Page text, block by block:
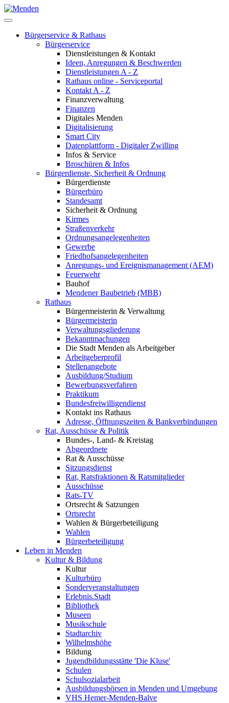
Bürgerservice & Rathaus
Bürgerservice
Dienstleistungen & Kontakt
Ideen, Anregungen & Beschwerden
Dienstleistungen A - Z
Rathaus online - Serviceportal
Kontakt A - Z
Finanzverwaltung
Finanzen
Digitales Menden
Digitalisierung
Smart City
Datenplattform - Digitaler Zwilling
Infos & Service
Broschüren & Infos
Bürgerdienste, Sicherheit & Ordnung
Bürgerdienste
Bürgerbüro
Standesamt
Sicherheit & Ordnung
Kirmes
Straßenverkehr
Ordnungsangelegenheiten
Gewerbe
Friedhofsangelegenheiten
Anregungs- und Ereignismanagement (AEM)
Feuerwehr
Bauhof
Mendener Baubetrieb (MBB)
Rathaus
Bürgermeisterin & Verwaltung
Bürgermeisterin
Verwaltungsgliederung
Bekanntmachungen
Die Stadt Menden als Arbeitgeber
Arbeitgeberprofil
Stellenangebote
Ausbildung/Studium
Bewerbungsverfahren
Praktikum
Bundesfreiwilligendienst
Kontakt ins Rathaus
Adresse, Öffnungszeiten & Bankverbindungen
Rat, Ausschüsse & Politik
Bundes-, Land- & Kreistag
Abgeordnete
Rat & Ausschüsse
Sitzungsdienst
Rat, Ratsfraktionen & Ratsmitglieder
Ausschüsse
Rats-TV
Ortsrecht & Satzungen
Ortsrecht
Wahlen & Bürgerbeteiligung
Wahlen
Bürgerbeteiligung
Leben in Menden
Kultur & Bildung
Kultur
Kulturbüro
Sonderveranstaltungen
Erlebnis.Stadt
Bibliothek
Museen
Musikschule
Stadtarchiv
Wilhelmshöhe
Bildung
Jugendbildungsstätte 'Die Kluse'
Schulen
Schulsozialarbeit
Ausbildungsbörsen in Menden und Umgebung
VHS Hemer-Menden-Balve